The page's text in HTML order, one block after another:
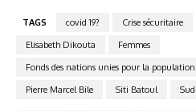
TAGS covid 19? Crise sécuritaire
Elisabeth Dikouta
Femmes
Fonds des nations unies pour la population
Pierre Marcel Bile
Siti Batoul